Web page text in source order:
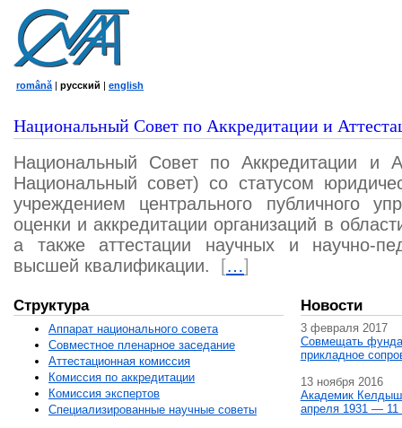
română | русский | english
Национальный Совет по Аккредитации и
Национальный Совет по Аккредитации и
Национальный совет) со статусом
учреждением центрального публичного
оценки и аккредитации организаций в
а также аттестации научных и научно-
высшей квалификации.
[…]
Структура
Аппарат национального совета
Совместное пленарное заседание
Аттестационная комисcия
Комиссия по аккредитации
Комиссия экспертов
Специализированные научные советы
Новости
3 февраля 2017
Совмещать
прикладное
13 ноября 2016
Академик
апреля 1931 — 11